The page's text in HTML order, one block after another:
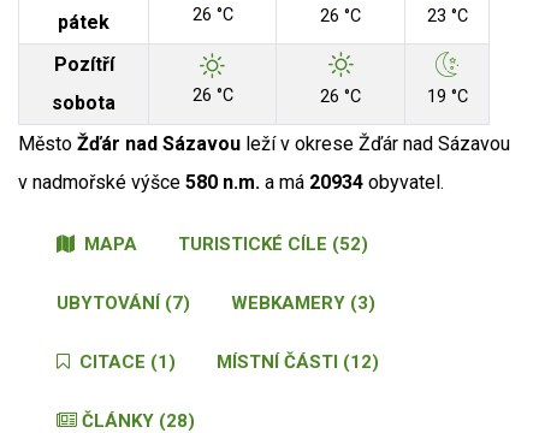
pátek
26 °C 26 °C 23 °C
Pozítří
sobota
26 °C 26 °C 19 °C
Město Žďár nad Sázavou leží v okrese Žďár nad Sázavou
v nadmořské výšce 580 n.m. a má 20934 obyvatel.
MAPA TURISTICKÉ CÍLE (52)
UBYTOVÁNÍ (7) WEBKAMERY (3)
CITACE (1) MÍSTNÍ ČÁSTI (12)
ČLÁNKY (28)